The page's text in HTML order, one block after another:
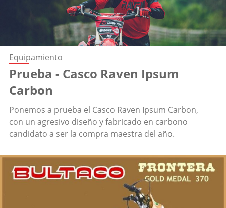
Equipamiento
Prueba - Casco Raven Ipsum
Carbon
Ponemos a prueba el Casco Raven Ipsum Carbon,
con un agresivo diseño y fabricado en carbono
candidato a ser la compra maestra del año.